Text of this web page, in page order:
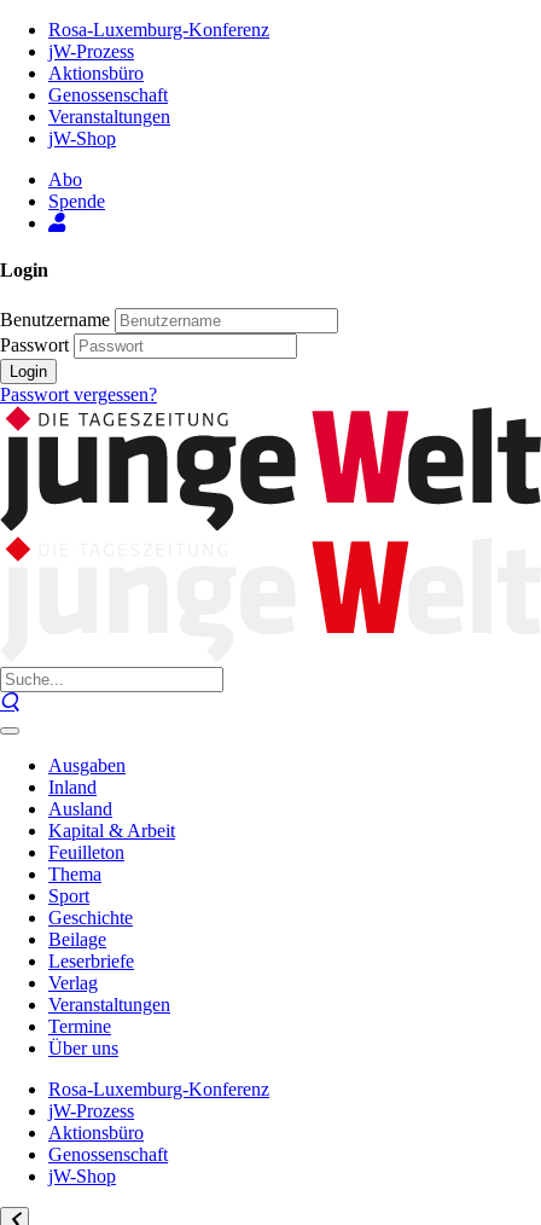
Inhalt
Seite
Rosa-Luxemburg-Konferenz
jW-Prozess
Aktionsbüro
Genossenschaft
Veranstaltungen
jW-Shop
Abo
Spende
Login
Benutzername
Passwort
Login
Passwort vergessen?
Ausgaben
Inland
Ausland
Kapital & Arbeit
Feuilleton
Thema
Sport
Geschichte
Beilage
Leserbriefe
Verlag
Veranstaltungen
Termine
Über uns
Rosa-Luxemburg-Konferenz
jW-Prozess
Aktionsbüro
Genossenschaft
jW-Shop